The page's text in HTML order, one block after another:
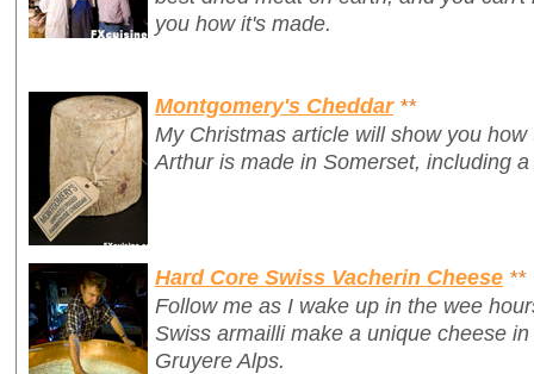
you how it's made.
Montgomery's Cheddar **
My Christmas article will show you
Arthur is made in Somerset, including
Hard Core Swiss Vacherin Cheese **
Follow me as I wake up in the wee
Swiss armailli make a unique cheese
Gruyere Alps.